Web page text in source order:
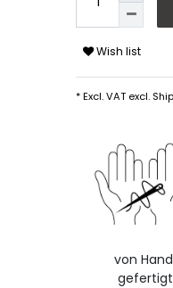
Wish list
* Excl. VAT excl.
von Hand
gefertigt